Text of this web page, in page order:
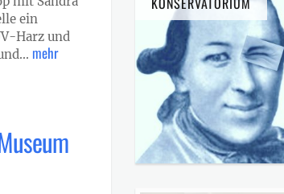
ein
Harz und
mehr